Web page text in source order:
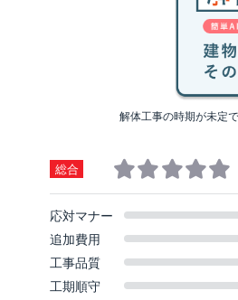
解体工事の時期が未定
総合
応対マナー
追加費用
工事品質
工期順守